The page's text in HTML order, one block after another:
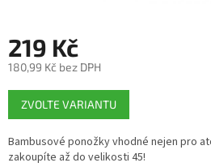
219 Kč
180,99 Kč bez DPH
Měrná
cena:
ZVOLTE VARIANTU
Bambusové ponožky vhodné nejen pro
zakoupíte až do velikosti 45!